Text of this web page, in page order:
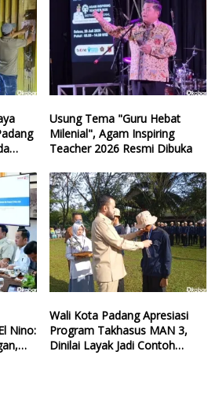
Usung Tema "Guru Hebat
Milenial", Agam Inspiring
Teacher 2026 Resmi Dibuka
Nino:
Wali Kota Padang Apresiasi
Program Takhasus MAN 3,
Dinilai Layak Jadi Contoh